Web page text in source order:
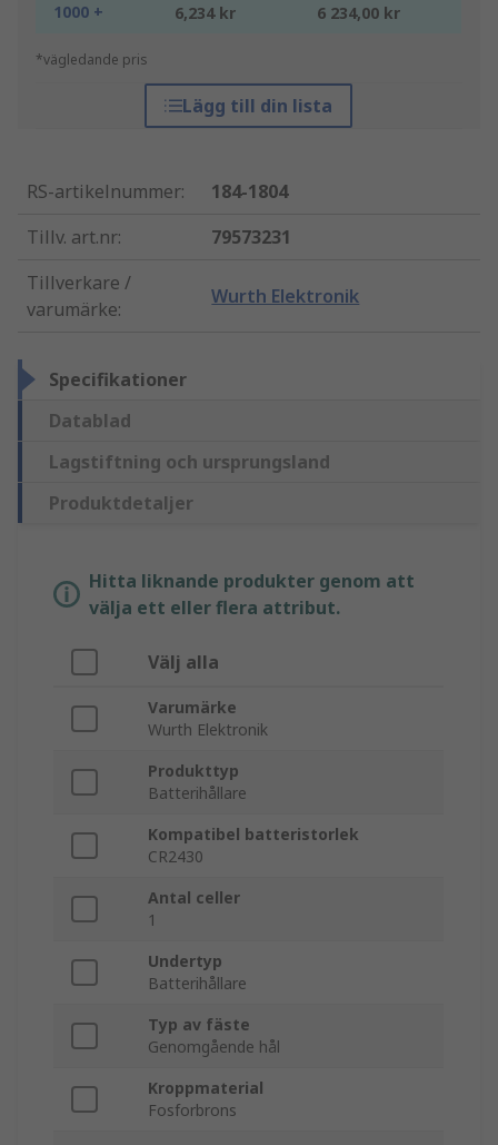
1000 + 6,234 kr 6 234,00 kr
*vägledande pris
Lägg till din lista
RS-artikelnummer:
184-1804
Tillv. art.nr:
79573231
Tillverkare /
varumärke:
Wurth Elektronik
Specifikationer
Datablad
Lagstiftning och ursprungsland
Produktdetaljer
Hitta liknande produkter genom att
välja ett eller flera attribut.
Välj alla
Varumärke
Wurth Elektronik
Produkttyp
Batterihållare
Kompatibel batteristorlek
CR2430
Antal celler
1
Undertyp
Batterihållare
Typ av fäste
Genomgående hål
Kroppmaterial
Fosforbrons